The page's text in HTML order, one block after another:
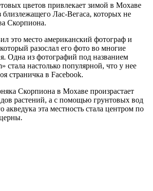
цветов привлекает зимой в Мохаве
близлежащего Лас-Вегаса, которых не
Скорпиона.
это место американский фотограф и
разослал его фото во многие
Одна из фотографий под названием
» стала настолько популярной, что у нее
страничка в Facebook.
Скорпиона в Мохаве произрастает
растений, а с помощью грунтовых вод
акведука эта местность стала центром по